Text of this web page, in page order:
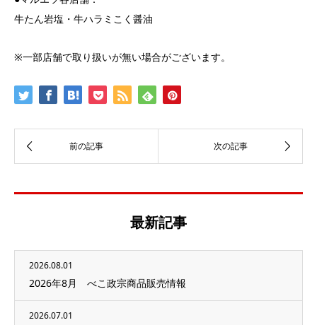
牛たん岩塩・牛ハラミこく醤油
※一部店舗で取り扱いが無い場合がございます。
最新記事
2026.08.01
2026年8月 べこ政宗商品販売情報
2026.07.01